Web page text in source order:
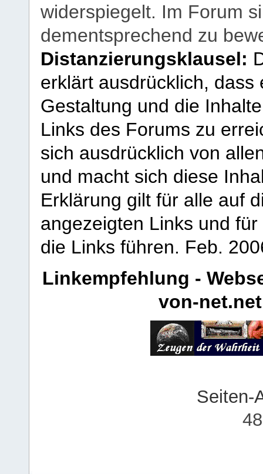
widerspiegelt. Im Forum
dementsprechend zu
Distanzierungsklausel:
erklärt ausdrücklich,
Gestaltung und die
Links des Forums zu
sich ausdrücklich von
und macht sich diese
Erklärung gilt für alle auf
angezeigten Links und
die Links führen. Feb.
Linkempfehlung -
von-net.net
Seiten-